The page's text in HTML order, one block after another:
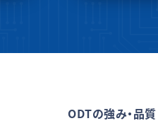
ODTの強み・品質